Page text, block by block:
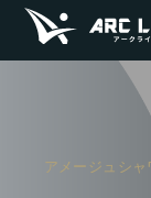
アメージュシ